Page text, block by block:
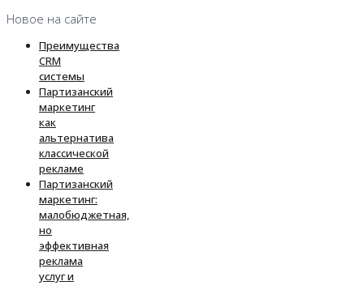
Новое на сайте
Преимущества
CRM
системы
Партизанский
маркетинг
как
альтернатива
классической
рекламе
Партизанский
маркетинг:
малобюджетная,
но
эффективная
реклама
услуг и